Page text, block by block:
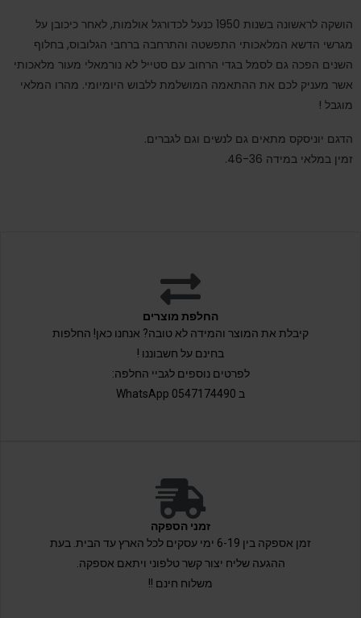
הושקה לראשונה בשנות 1950 כנעל לכדורגל אולמות, לאחר כיכובן על
מגרשי הדשא המלאכותי התפשטה והתרחבה ברחבי הגלובוס, בחלוף
השנים הפכה גם לסמל בגדי הרחוב עם סטייל לא נורמאלי מעור מלאכותי
אשר מעניק לכם את ההתאמה המושלמת ללבוש היומיומי. מהרו המלאי
מוגבל !
הדגם יוניסקס מתאים גם לנשים וגם לגברים.
זמין במלאי במידה 46-36.
החלפת מוצרים
קיבלת את המוצר והמידה לא טובה? אנחנו כאן! החלפות
בחינם על חשבוננו !
לפרטים נוספים לגביי החלפה:
ב 0547174490 WhatsApp
זמני הספקה
זמן אספקה בין 6-19 ימי עסקים לכל הארץ עד הבית. בעת
ההגעה שליח יצור קשר טלפוני ויתאם אספקה.
משלוח חינם !!